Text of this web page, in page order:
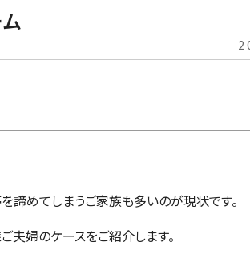
諦めてしまうご家族も多いのが現状です。
夫婦のケースをご紹介します。